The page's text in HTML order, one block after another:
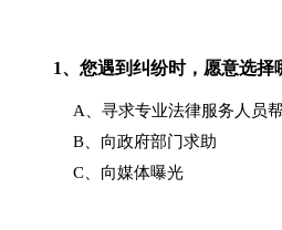
1、 您遇到纠纷时，愿意选择
A、寻求专业法律服务人员
B、向政府部门求助
C、向媒体曝光